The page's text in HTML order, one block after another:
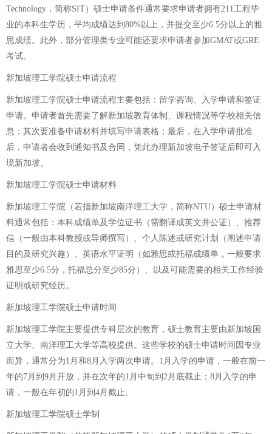
Technology，简称SIT）硕士申请条件通常要求申请者拥有211工程毕
业的本科生学历，平均成绩达到80%以上，并提交至少6.5分以上的雅
思成绩。此外，部分管理类专业可能还要求申请者参加GMAT或GRE
考试。
新加坡理工学院硕士申请流程
新加坡理工学院硕士申请流程主要包括：留学咨询、入学申请和签证
申请。申请者首先需要了解新加坡教育体制、课程情况等学校相关信
息；其次要准备申请材料并填写申请表格；最后，在入学申请批准
后，申请者会收到通知书及合同，凭此办理新加坡电子签证后即可入
境新加坡。
新加坡理工学院硕士申请材料
新加坡理工学院（若指新加坡南洋理工大学，简称NTU）硕士申请材
料通常包括：本科成绩单及学位证书（需翻译成英文并公证）、推荐
信（一般由本科教授或导师撰写）、个人陈述或研究计划（阐述申请
目的及研究兴趣）、英语水平证明（如雅思或托福成绩单，一般要求
雅思至少6.5分，托福总分至少85分）、以及可能需要的相关工作经验
证明或研究经历。
新加坡理工学院硕士申请时间
新加坡理工学院主要提供专科层次的教育，硕士教育主要由新加坡国
立大学、南洋理工大学等高校提供。这些学校的硕士申请时间因专业
而异，通常分为1月和8月入学两次申请。1月入学的申请，一般在前一
年的7月到9月开放，并在次年的1月中旬到2月底截止；8月入学的申
请，一般在年初的1月到4月截止。
新加坡理工学院硕士学制